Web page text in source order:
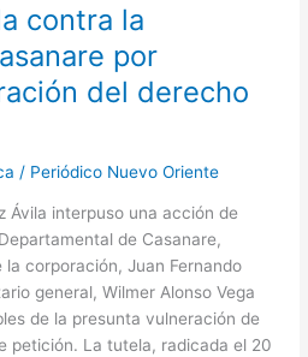
contra la
por
del derecho
/ Periódico Nuevo Oriente
Ávila interpuso una acción de
de Casanare,
corporación, Juan Fernando
general, Wilmer Alonso Vega
de la presunta vulneración de
petición. La tutela, radicada el 20